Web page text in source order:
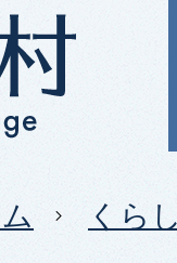
くら